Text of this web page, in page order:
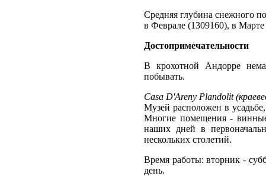
Средняя глубина снежного
в Феврале (1309160), в
Достопримечательности
В крохотной Андорре
побывать.
Casa D'Areny Plandolit
Музей расположен в
Многие помещения - винные
наших дней в
нескольких столетий.
Время работы: вторник -
день.